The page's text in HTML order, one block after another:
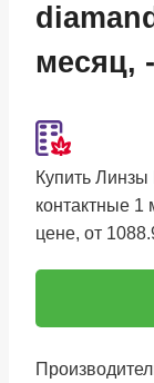
месяц,
Купить
контактные 1
цене, от